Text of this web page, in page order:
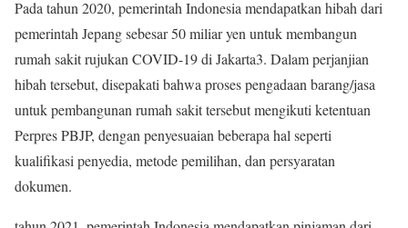
Pada tahun 2020, pemerintah Indonesia mendapatkan hibah dari
pemerintah Jepang sebesar 50 miliar yen untuk membangun
rumah sakit rujukan COVID-19 di Jakarta3. Dalam perjanjian
hibah tersebut, disepakati bahwa proses pengadaan barang/jasa
untuk pembangunan rumah sakit tersebut mengikuti ketentuan
Perpres PBJP, dengan penyesuaian beberapa hal seperti
kualifikasi penyedia, metode pemilihan, dan persyaratan
dokumen.